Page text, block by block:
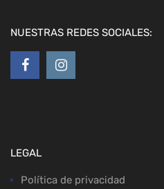
NUESTRAS REDES SOCIALES:
LEGAL
Política de privacidad